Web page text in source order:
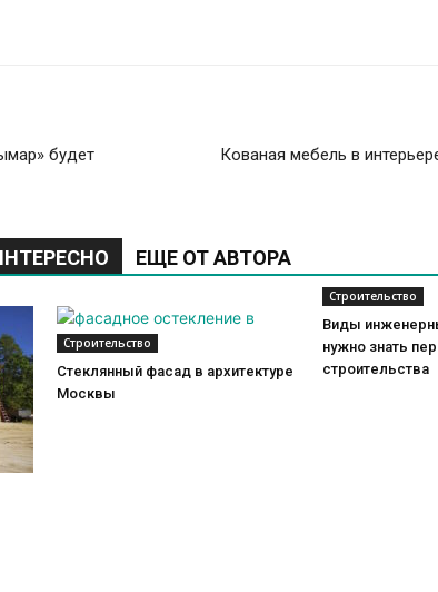
будет
Кованая мебель в
ЕЩЕ ОТ АВТОРА
Строительство
Стеклянный фасад в архитектуре
Москвы
Строительство
Виды
нужно знать
строительства